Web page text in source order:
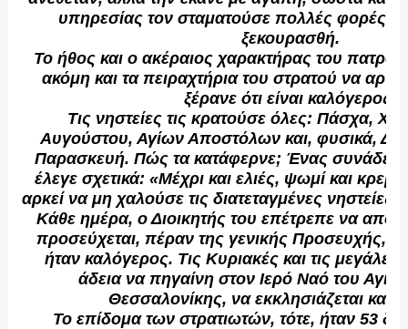
υπηρεσίας τον σταματούσε πολλές φορές με
ξεκουρασθή.
Το ήθος και ο ακέραιος χαρακτήρας του
ακόμη και τα πειραχτήρια του στρατού να
ξέρανε ότι είναι καλόγερος.
Τις νηστείες τις κρατούσε όλες: Πάσχα,
Αυγούστου, Αγίων Αποστόλων και, φυσικά,
Παρασκευή. Πώς τα κατάφερνε; Ένας
έλεγε σχετικά: «Μέχρι και ελιές, ψωμί και
αρκεί να μη χαλούσε τις διατεταγμένες νηστείες
Κάθε ημέρα, ο Διοικητής του επέτρεπε να
προσεύχεται, πέραν της γενικής Προσευχής,
ήταν καλόγερος. Τις Κυριακές και τις μεγάλες
άδεια να πηγαίνη στον Ιερό Ναό του
Θεσσαλονίκης, να εκκλησιάζεται και
Το επίδομα των στρατιωτών, τότε, ήταν 53